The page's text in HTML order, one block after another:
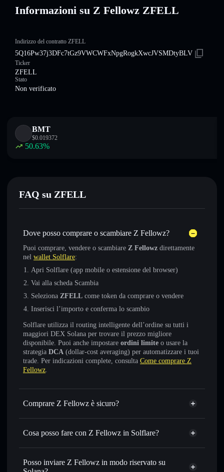
Informazioni su Z Fellowz ZFELL
Indirizzo del contratto ZFELL
5Q16Pw37j3DFc7tGz9VWCWFxNpgRogkXwcJVSMDtyBLV
Ticker
ZFELL
Stato
Non verificato
BMT
$0.019372
50.63%
FAQ su ZFELL
Dove posso comprare o scambiare Z Fellowz?
Puoi comprare, vendere o scambiare Z Fellowz direttamente
nel wallet Solflare:
Apri Solflare (app mobile o estensione del browser)
Vai alla scheda Scambia
Seleziona ZFELL come token da comprare o vendere
Inserisci l’importo e conferma lo scambio
Solflare utilizza il routing intelligente dell’ordine su tutti i
maggiori DEX Solana per trovare il prezzo migliore
disponibile. Puoi anche impostare ordini limite o usare la
strategia DCA (dollar-cost averaging) per automatizzare i tuoi
trade. Per indicazioni complete, consulta Come comprare Z
Fellowz.
Comprare Z Fellowz è sicuro?
Z Fellowz non è verificato
Cosa posso fare con Z Fellowz in Solflare?
Z Fellowz
wallet Solflare
Scambiare istantaneamente— scambia ZFELL in SOL,
USDC o in migliaia di altri token Solana al prezzo migliore
Posso inviare Z Fellowz in modo riservato su